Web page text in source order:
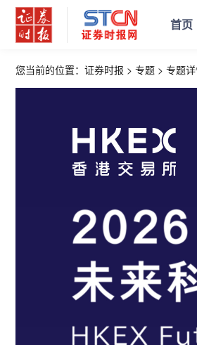
首页
您当前的位置： 证券时报 > 专题 > 专题